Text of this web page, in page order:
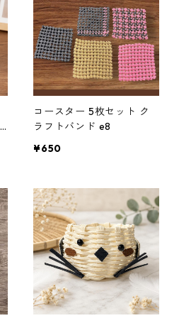
コースター 5枚セット ク
ラフトバンド e8
¥650